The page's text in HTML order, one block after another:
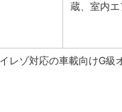
蔵、室内
レゾ対応の車載向けG級